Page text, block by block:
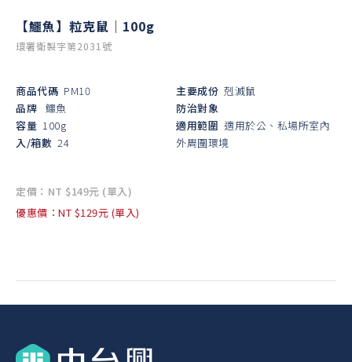
【鱷魚】粒克鼠｜100g
環署衛製字第2031號
商品代碼 PM10
品牌 鱷魚
容量 100g
入/箱數 24
主要成份 剋滅鼠
防治對象
適用範圍 適用於公、私場所室內
外周圍環境
定價：NT $149元 (單入)
優惠價：NT $129元 (單入)